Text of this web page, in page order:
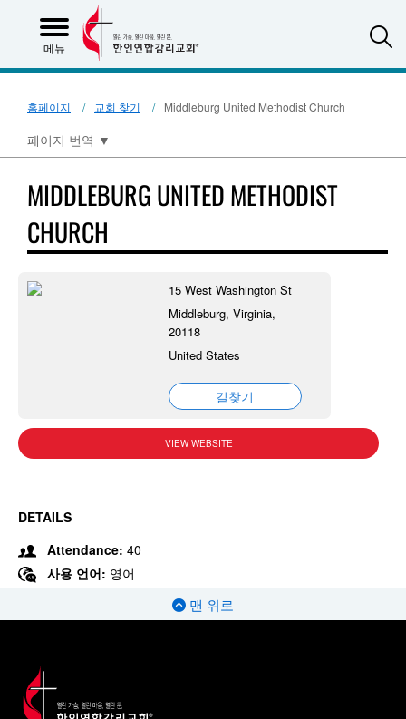
메뉴
홈페이지 교회 찾기 Middleburg United Methodist Church
페이지 번역 ▼
MIDDLEBURG UNITED METHODIST
CHURCH
15 West Washington St
Middleburg, Virginia,
20118
United States
길찾기
VIEW WEBSITE
DETAILS
Attendance: 40
사용 언어: 영어
맨 위로